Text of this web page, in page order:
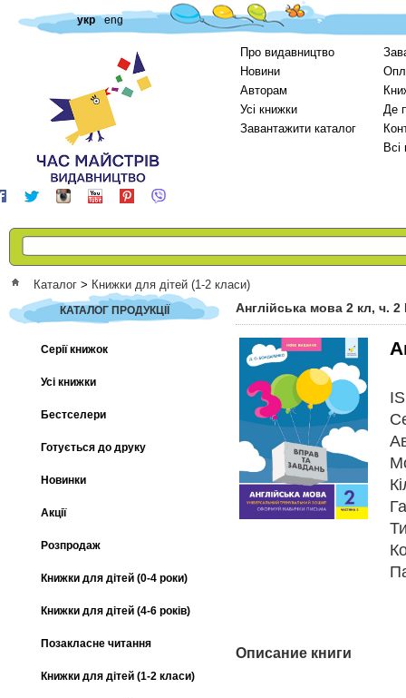
укр eng
Про видавництво
Новини
Авторам
Усі книжки
Завантажити каталог
Де
Каталог > Книжки для дітей (1-2 класи)
КАТАЛОГ ПРОДУКЦІЇ
Серії книжок
Усі книжки
Бестселери
Готується до друку
Новинки
Акції
Розпродаж
Книжки для дітей (0-4 роки)
Книжки для дітей (4-6 років)
Позакласне читання
Книжки для дітей (1-2 класи)
Англійська мова 2 кл, ч.
Описание книги